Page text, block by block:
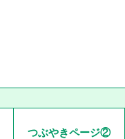
つぶやきページ②